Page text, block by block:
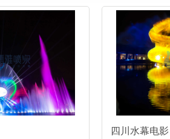
四川水幕电影